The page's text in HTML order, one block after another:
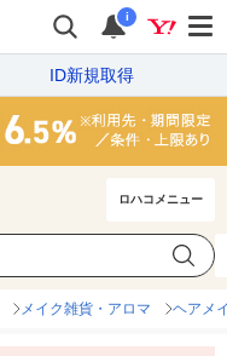
i
ID新規取得
ロハコメニュー
メイク雑貨・アロマ ヘアメ